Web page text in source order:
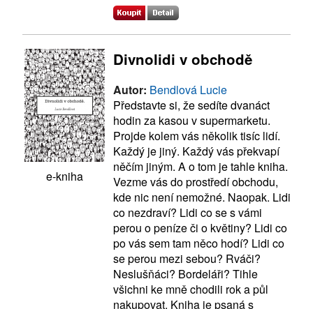
e-kniha
Divnolidi v obchodě
Autor: Bendlová Lucie
Představte si, že sedíte dvanáct
hodin za kasou v supermarketu.
Projde kolem vás několik tisíc lidí.
Každý je jiný. Každý vás překvapí
něčím jiným. A o tom je tahle kniha.
Vezme vás do prostředí obchodu,
kde nic není nemožné. Naopak. Lidi
co nezdraví? Lidi co se s vámi
perou o peníze či o květiny? Lidi co
po vás sem tam něco hodí? Lidi co
se perou mezi sebou? Rváči?
Neslušňáci? Bordeláři? Tihle
všichni ke mně chodili rok a půl
nakupovat. Kniha je psaná s